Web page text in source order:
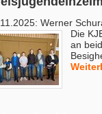
Werner
Die
an